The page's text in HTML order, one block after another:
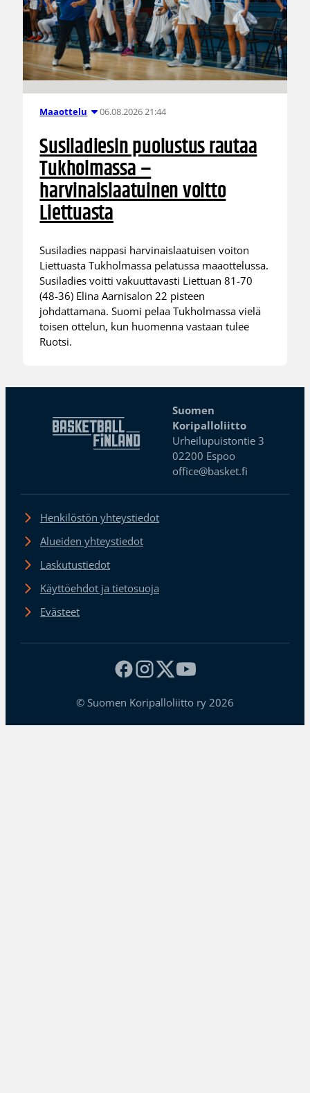
Maaottelu 06.08.2026 21:44
Susiladiesin puolustus rautaa
Tukholmassa –
harvinaislaatuinen voitto
Liettuasta
Susiladies nappasi harvinaislaatuisen voiton
Liettuasta Tukholmassa pelatussa maaottelussa.
Susiladies voitti vakuuttavasti Liettuan 81-70
(48-36) Elina Aarnisalon 22 pisteen
johdattamana. Suomi pelaa Tukholmassa vielä
toisen ottelun, kun huomenna vastaan tulee
Ruotsi.
Suomen
Koripalloliitto
Urheilupuistontie 3
02200 Espoo
office@basket.fi
Henkilöstön yhteystiedot
Alueiden yhteystiedot
Laskutustiedot
Käyttöehdot ja tietosuoja
Evästeet
© Suomen Koripalloliitto ry 2026